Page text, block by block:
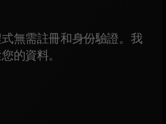
無需註冊和身份驗證。我
的資料。